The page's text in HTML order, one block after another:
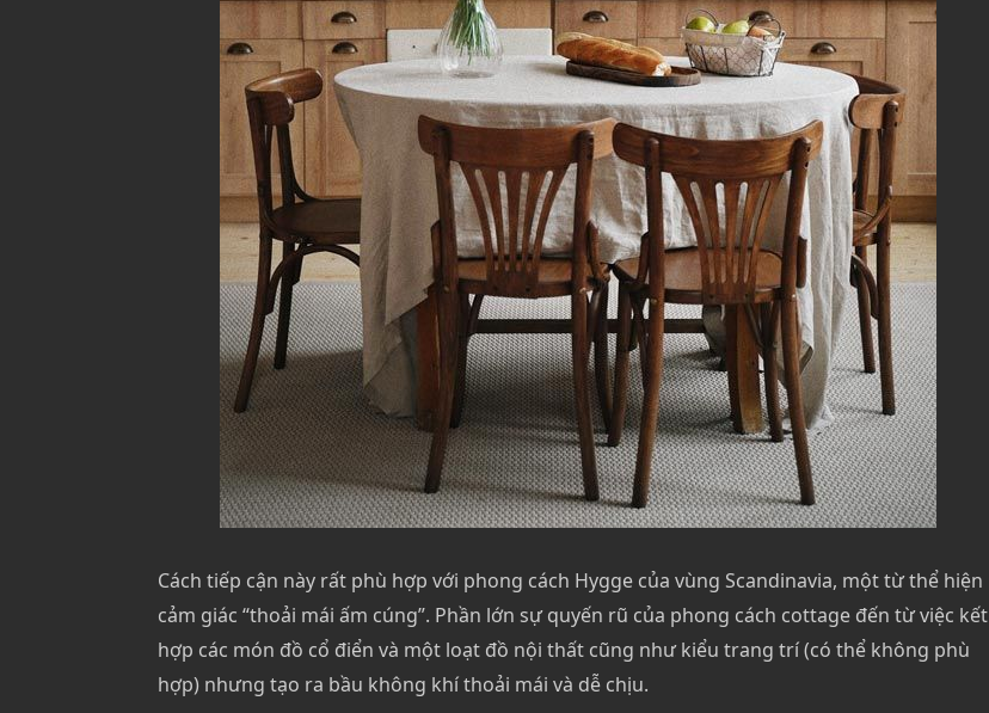
Cách tiếp cận này rất phù hợp với phong cách Hygge của vùng Scandinavia, một từ thể hiện
cảm giác “thoải mái ấm cúng”. Phần lớn sự quyến rũ của phong cách cottage đến từ việc kết
hợp các món đồ cổ điển và một loạt đồ nội thất cũng như kiểu trang trí (có thể không phù
hợp) nhưng tạo ra bầu không khí thoải mái và dễ chịu.